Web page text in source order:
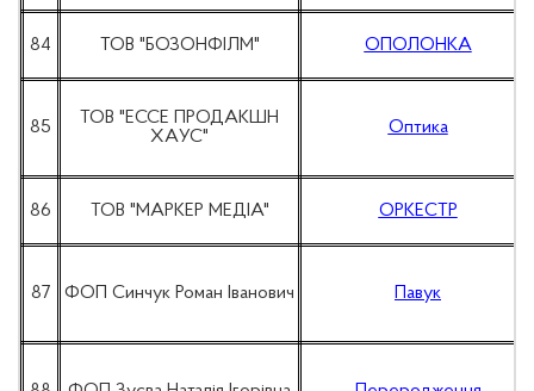
84 ТОВ "БОЗОНФІЛМ" ОПОЛОНКА
85
ТОВ "ЕССЕ ПРОДАКШН
ХАУС"
Оптика
86 ТОВ "МАРКЕР МЕДІА" ОРКЕСТР
87 ФОП Синчук Роман Іванович Павук